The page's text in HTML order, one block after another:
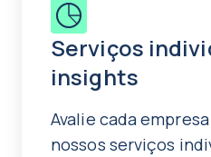
Serviços
insights
Avalie cada
nossos serviços